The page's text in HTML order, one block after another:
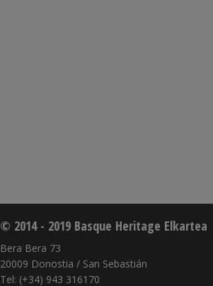
© 2014 - 2019 Basque Heritage Elkartea
Bera Bera 73
20009 Donostia / San Sebastián
Tel: (+34) 943 316170